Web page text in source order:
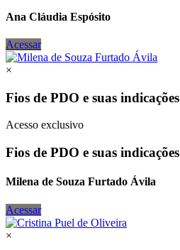
Ana Cláudia Espósito
Acessar
×
Fios de PDO e suas indicações
Acesso exclusivo
Fios de PDO e suas indicações
Milena de Souza Furtado Ávila
Acessar
×